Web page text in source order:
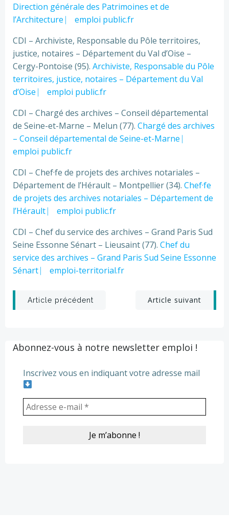
Direction générale des Patrimoines et de
l’Architecture ⎸ emploi public.fr
CDI – Archiviste, Responsable du Pôle territoires,
justice, notaires – Département du Val d’Oise –
Cergy-Pontoise (95). Archiviste, Responsable du Pôle
territoires, justice, notaires – Département du Val
d’Oise ⎸ emploi public.fr
CDI – Chargé des archives – Conseil départemental
de Seine-et-Marne – Melun (77). Chargé des archives
– Conseil départemental de Seine-et-Marne ⎸
emploi public.fr
CDI – Chef·fe de projets des archives notariales –
Département de l’Hérault – Montpellier (34). Chef·fe
de projets des archives notariales – Département de
l’Hérault ⎸ emploi public.fr
CDI – Chef du service des archives – Grand Paris Sud
Seine Essonne Sénart – Lieusaint (77). Chef du
service des archives – Grand Paris Sud Seine Essonne
Sénart ⎸ emploi-territorial.fr
Post
Article précédent
PostArticle suivant
Abonnez-vous à notre newsletter emploi !
Inscrivez vous en indiquant votre adresse mail